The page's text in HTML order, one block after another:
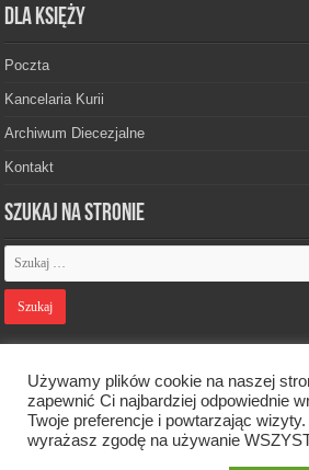
Dla księży
Poczta
Kancelaria Kurii
Archiwum Diecezjalne
Kontakt
Szukaj na stronie
Designed by
Używamy plików cookie na naszej
zapewnić Ci najbardziej odpowiednie
Twoje preferencje i powtarzając wizyty.
wyrażasz zgodę na używanie